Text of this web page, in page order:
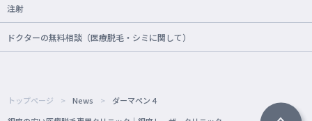
注射
ドクターの無料相談（医療脱毛・シミに関して）
トップページ News
ダーマペン４